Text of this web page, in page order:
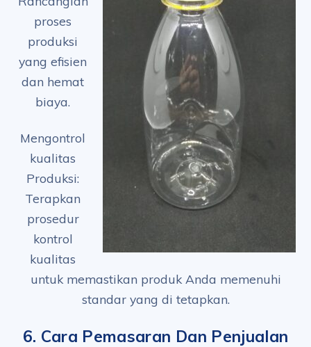
proses
produksi
yang efisien
dan hemat
biaya.
Mengontrol
kualitas
Produksi:
Terapkan
prosedur
kontrol
kualitas
untuk memastikan produk Anda memenuhi
standar yang di tetapkan.
6. Cara Pemasaran Dan Penjualan